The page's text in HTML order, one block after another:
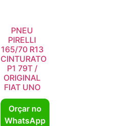
PNEU
PIRELLI
165/70 R13
CINTURATO
P1 79T /
ORIGINAL
FIAT UNO
Orçar no
WhatsApp